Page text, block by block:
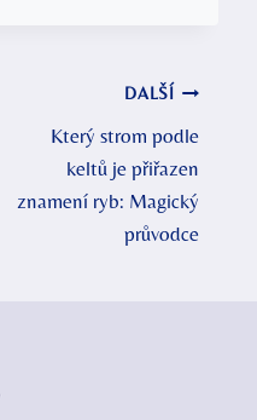
DALŠÍ
Který strom podle
keltů je přiřazen
znamení ryb: Magický
průvodce